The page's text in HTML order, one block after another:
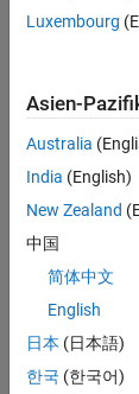
Luxembourg
Asien-
Australia
India (English)
New Zealand
中国
简体中文
English
日本 (日本語)
한국 (한국어)